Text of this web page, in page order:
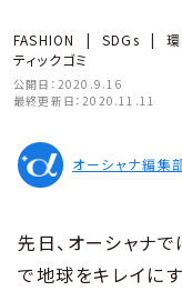
FASHION | SDGs |
ティックゴミ
公開日： 2020.9.16
最終更新日： 2020.11.11
オーシャナ編集
先日、オーシャナ
で地球をキレイに